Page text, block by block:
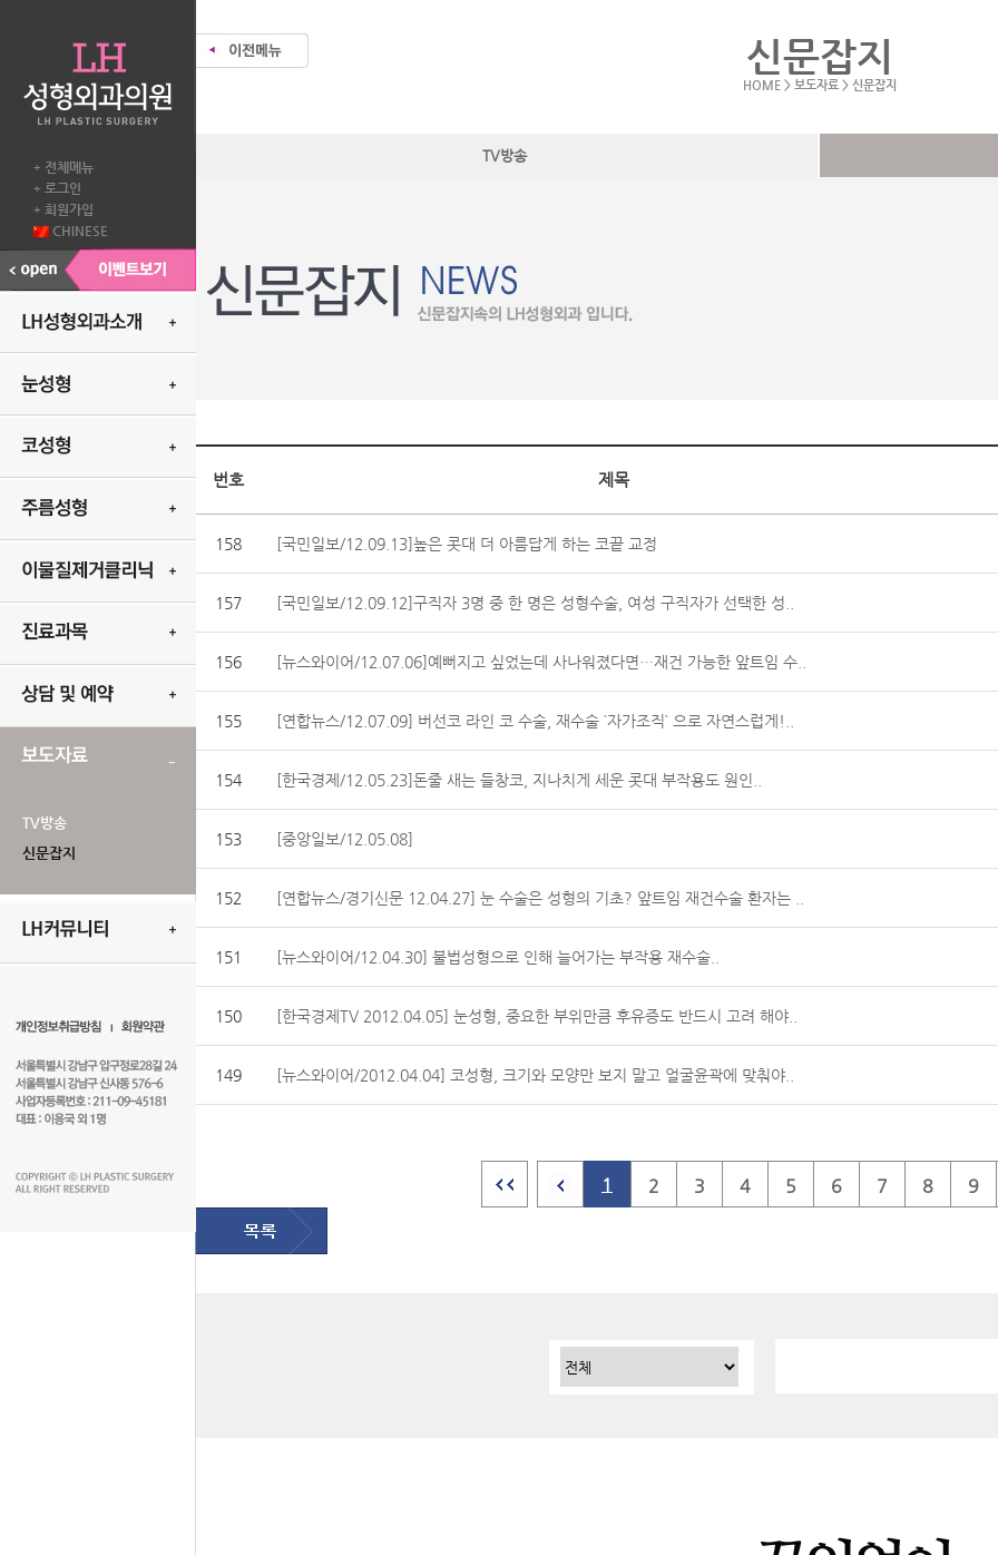
+ 전체메뉴
+ 로그인
+ 회원가입
CHINESE
TV방송
신문잡지
신문잡지
HOME > 보도자료 > 신문잡지
TV방송
번호 제목
158 [국민일보/12.09.13]높은 콧대 더 아름답게 하는 코끝 교정
157 [국민일보/12.09.12]구직자 3명 중 한 명은 성형수술, 여성 구직자가 선택한 성..
156 [뉴스와이어/12.07.06]예뻐지고 싶었는데 사나워졌다면…재건 가능한 앞트임 수..
155 [연합뉴스/12.07.09] 버선코 라인 코 수술, 재수술 `자가조직` 으로 자연스럽게!..
154 [한국경제/12.05.23]돈줄 새는 들창코, 지나치게 세운 콧대 부작용도 원인..
153 [중앙일보/12.05.08]
152 [연합뉴스/경기신문 12.04.27] 눈 수술은 성형의 기초? 앞트임 재건수술 환자는 ..
151 [뉴스와이어/12.04.30] 불법성형으로 인해 늘어가는 부작용 재수술..
150 [한국경제TV 2012.04.05] 눈성형, 중요한 부위만큼 후유증도 반드시 고려 해야..
149 [뉴스와이어/2012.04.04] 코성형, 크기와 모양만 보지 말고 얼굴윤곽에 맞춰야..
1 2 3 4 5 6 7 8 9